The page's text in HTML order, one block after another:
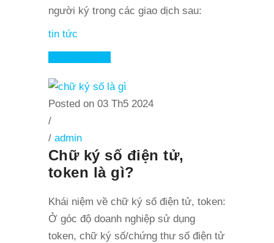
người ký trong các giao dịch sau:
tin tức
Posted on 03 Th5 2024
/
/ admin
Chữ ký số điện tử,
token là gì?
Khái niệm về chữ ký số điện tử, token:
Ở góc độ doanh nghiệp sử dụng
token, chữ ký số/chứng thư số điện tử